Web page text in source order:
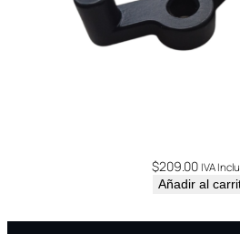
$209.00 IVA
Añadir al